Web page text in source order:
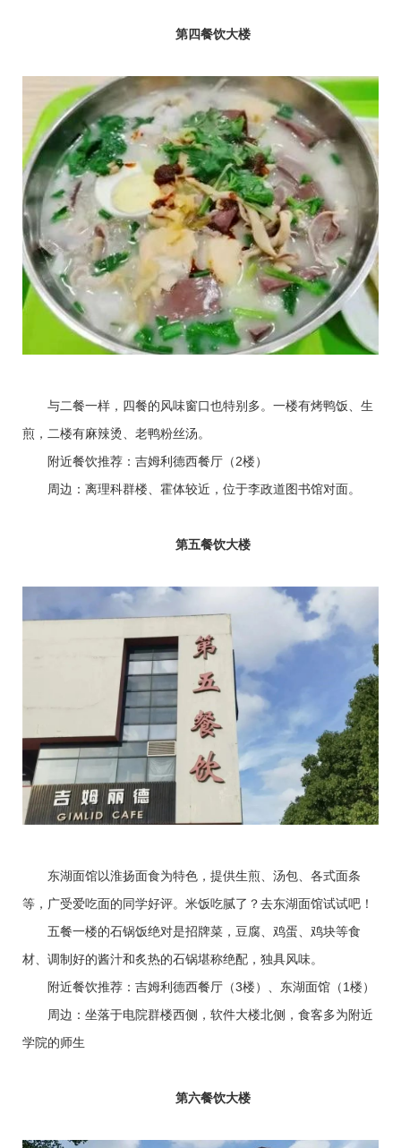
第四餐饮大楼
与二餐一样，四餐的风味窗口也特别多。一楼有烤鸭饭、生
煎，二楼有麻辣烫、老鸭粉丝汤。
附近餐饮推荐：吉姆利德西餐厅（2楼）
周边：离理科群楼、霍体较近，位于李政道图书馆对面。
第五餐饮大楼
东湖面馆以淮扬面食为特色，提供生煎、汤包、各式面条
等，广受爱吃面的同学好评。米饭吃腻了？去东湖面馆试试吧！
五餐一楼的石锅饭绝对是招牌菜，豆腐、鸡蛋、鸡块等食
材、调制好的酱汁和炙热的石锅堪称绝配，独具风味。
附近餐饮推荐：吉姆利德西餐厅（3楼）、东湖面馆（1楼）
周边：坐落于电院群楼西侧，软件大楼北侧，食客多为附近
学院的师生
第六餐饮大楼